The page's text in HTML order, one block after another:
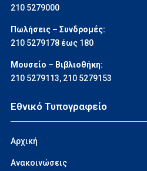
210 5279000
Πωλήσεις – Συνδρομές:
210 5279178 έως 180
Μουσείο – Βιβλιοθήκη:
210 5279113, 210 5279153
Εθνικό Τυπογραφείο
Αρχική
Ανακοινώσεις